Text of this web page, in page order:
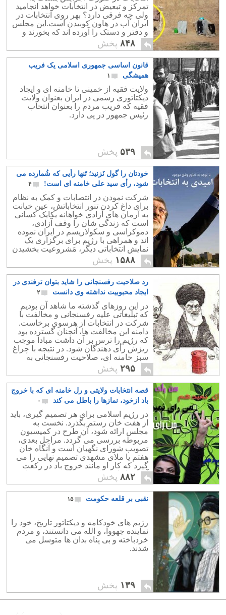
تمرکز و تبعیض در انتخابات خواهد انجامید
ولی چه فرقی دارد؟ بهر روی انتخابات در
ایران آب در هاون کوبیدن است.این مجلس
و دفتر و دستک را آورده اند که بخورند و
ببرند.پس استانی کردن و تمرکز انتخابات
چندان مهم نیست!
۸۴۸ پخش
قانون اساسی جمهوری اسلامی یک فریب
همیشگی
۱
ولایت فقیه از خمینی تا خامنه ای و ایجاد
دیکتاتوری رسمی در ایران بعنوان ولایت
فقیه که فریب مردم را بعنوان انتخاب
رئیس جمهور در پی دارد.
۵۳۹ پخش
خودتان را گول نَزنید؛ تَنها رأیی که شُمارده می
شود، رأی سید علی خامنه ای است!
۴
شرکت نمودن در انتصابات و کمک به نظام
برای داغ کردن تنور انتخاباتش، عین خیانت
به آرمان های آزادی خواهانه یکایک کسانی
است که زندگی شان را وقف آزادی،
دموکراسی و سکولاریسم در ایران نموده
اند و همراهی با رژیم برای برگزاری یک
نمایش انتخاباتی دیگر، مَشروعیت بخشیدن
به نظام اسلامی است.
۱۵۸۸ پخش
رد صلاحیت رفسنجانی را شاید بتوان ترفندی در
ایجاد محبوبیت نداشته وی دانست
۲
در این روزهای گذشته ما شاهد آن بودیم
که تبلیغاتی علیه رفسنجانی و مخالفت با
شرکت در انتخابات از هرسوی برخاست.
دامنه این مخالفت ها، آنچنان گسترده بود
که رژیم را ترس بر آن داشت مبادا موجب
ریزش رأی دهندگان شود. در نتیجه با چراغ
سبز خامنه ای، صلاحیت رفسنجانی به
بهانه سن زیاد و پیری، مردود شناخته شد.
۲۹۵ پخش
قصه انتخابات ولایتی و رل خامنه ای که با خروج
باد ازخود، نمازها را باطل می کند
۰
در رژیم اسلامی برای هر تصمیم گیری، باید
از هفت خان رستم بگذرد. نخست به
مجلس ارائه شود، آن طرح در کمیسیون
مربوطه بررسی می گردد. مراحل بعدی،
تصویب شورای نگهبان است و آنگاه خان
هفتم یا ملای مشهدی تصمیم نهایی را می
گیرد که کار او مانند خروج باد در رکعت
آخر نماز است که می تواند همه چیز را
باطل می کند.
۸۸۲ پخش
نقبی بر قلعه حکومت ۱۵
رژیم های خودکامه و دیکتاتور تاریخ، خود را
نماینده جهووا، و الله می دانستند، و مردم
خردباخته و بی پناه بدان ها متوسل می
شدند.
۱۳۹ پخش